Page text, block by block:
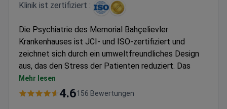
Klinik ist zertifiziert :
Die Psychiatrie des Memorial Bahçelievler
Krankenhauses ist JCI- und ISO-zertifiziert und
zeichnet sich durch ein umweltfreundliches Design
aus, das den Stress der Patienten reduziert. Das
Team umfasst Gründungsmitglieder der Türkischen
Psychiatrischen Gesellschaft.
Mehr lesen
4.6156 Bewertungen